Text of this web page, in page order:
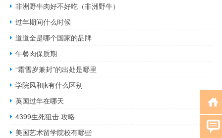
非洲野牛肉好不好吃（非洲野牛）
过年期间什么时候
道道全是哪个国家的品牌
午餐肉保质期
“霜雪岁兼封”的出处是哪里
学院风和jk有什么区别
英国过年在哪天
4399生死狙击 攻略
美国艺术留学院校有哪些